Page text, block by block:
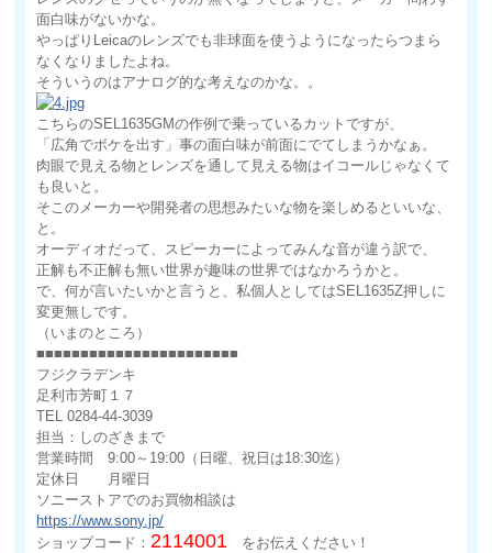
面白味がないかな。
やっぱりLeicaのレンズでも非球面を使うようになったらつまら
なくなりましたよね。
そういうのはアナログ的な考えなのかな。。
こちらのSEL1635GMの作例で乗っているカットですが、
「広角でボケを出す」事の面白味が前面にでてしまうかなぁ。
肉眼で見える物とレンズを通して見える物はイコールじゃなくて
も良いと。
そこのメーカーや開発者の思想みたいな物を楽しめるといいな、
と。
オーディオだって、スピーカーによってみんな音が違う訳で、
正解も不正解も無い世界が趣味の世界ではなかろうかと。
で、何が言いたいかと言うと、私個人としてはSEL1635Z押しに
変更無しです。
（いまのところ）
■■■■■■■■■■■■■■■■■■■■■■■
フジクラデンキ
足利市芳町１７
TEL 0284-44-3039
担当：しのざきまで
営業時間 9:00～19:00（日曜、祝日は18:30迄）
定休日 月曜日
ソニーストアでのお買物相談は
https://www.sony.jp/
ショップコード： 2114001 をお伝えください！